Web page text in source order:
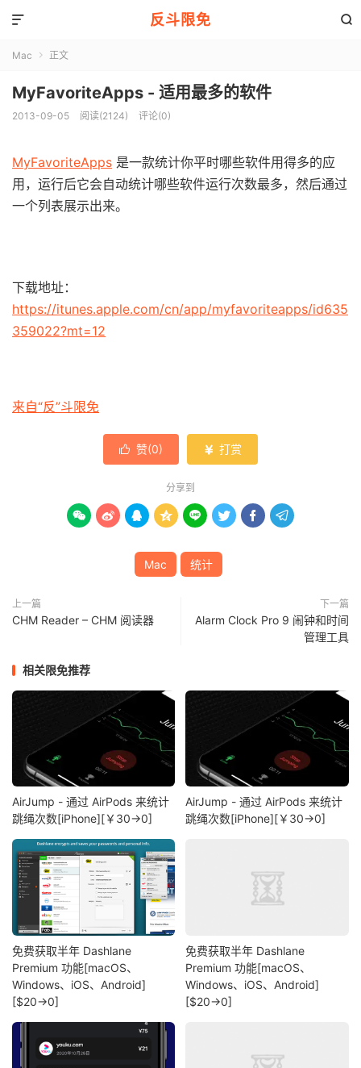
反斗限免 

Mac  正文
MyFavoriteApps - 适用最多的软件
2013-09-05 阅读(2124) 评论(0)
MyFavoriteApps 是一款统计你平时哪些软件用得多的应
用，运行后它会自动统计哪些软件运行次数最多，然后通过
一个列表展示出来。
下载地址：
https://itunes.apple.com/cn/app/myfavoriteapps/id635
359022?mt=12
来自“反”斗限免
 赞(0)  打赏
分享到
       
Mac 统计
上一篇
CHM Reader – CHM 阅读器
下一篇
Alarm Clock Pro 9 闹钟和时间
管理工具
相关限免推荐
AirJump - 通过 AirPods 来统计
跳绳次数[iPhone][￥30→0]
AirJump - 通过 AirPods 来统计
跳绳次数[iPhone][￥30→0]
免费获取半年 Dashlane
Premium 功能[macOS、
Windows、iOS、Android]
[$20→0]
免费获取半年 Dashlane
Premium 功能[macOS、
Windows、iOS、Android]
[$20→0]